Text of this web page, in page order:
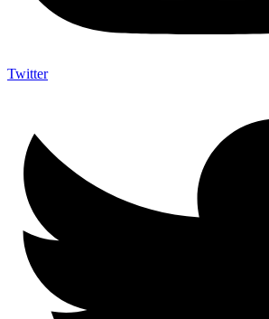
Twitter